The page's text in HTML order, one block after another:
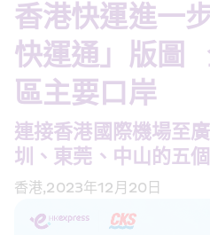
香港快運進一
快運通」版圖
區主要口岸
連接香港國際機場至
圳、東莞、中山的五
香港,2023年12月20日